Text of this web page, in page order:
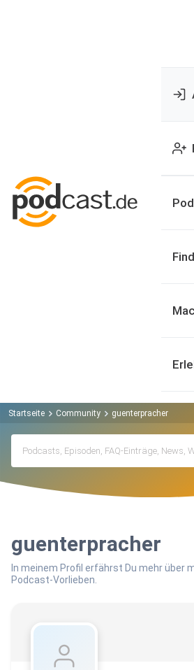
Startseite Community guenterpracher
guenterpracher
In meinem Profil erfährst Du mehr über
Podcast-Vorlieben.